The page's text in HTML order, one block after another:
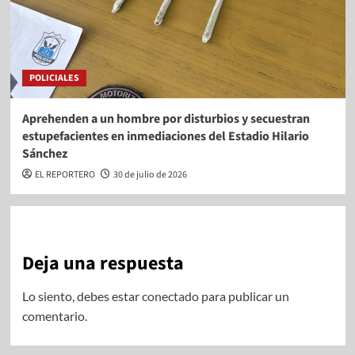
POLICIALES
Aprehenden a un hombre por disturbios y secuestran
estupefacientes en inmediaciones del Estadio Hilario
Sánchez
EL REPORTERO 30 de julio de 2026
Deja una respuesta
Lo siento, debes estarconectadopara publicar un
comentario.